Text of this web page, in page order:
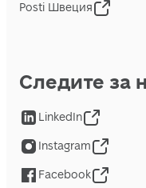
Posti Швеция
Следите за
LinkedIn
Instagram
Facebook